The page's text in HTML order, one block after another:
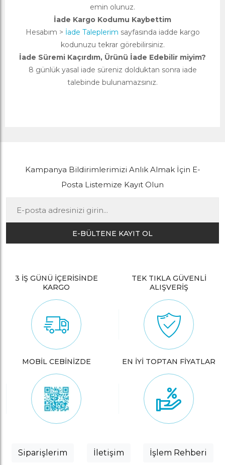
emin olunuz.
İade Kargo Kodumu Kaybettim
Hesabım > İade Taleplerim sayfasında iadde kargo
kodunuzu tekrar görebilirsiniz.
İade Süremi Kaçırdım, Ürünü İade Edebilir miyim?
8 günlük yasal iade süreniz dolduktan sonra iade
talebinde bulunamazsınız.
Kampanya Bildirimlerimizi Anlık Almak İçin E-
Posta Listemize Kayıt Olun
E-BÜLTENE KAYIT OL
3 İŞ GÜNÜ İÇERİSİNDE
KARGO
TEK TIKLA GÜVENLİ
ALIŞVERİŞ
MOBİL CEBİNİZDE EN İYİ TOPTAN FİYATLAR
Siparişlerim İletişim İşlem Rehberi